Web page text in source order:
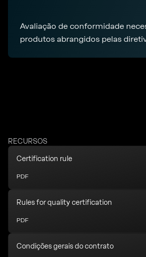
Avaliação de conformidade
produtos abrangidos pelas
RECURSOS
Certification rule
PDF
Rules for quality certification
PDF
Condições gerais do contrato